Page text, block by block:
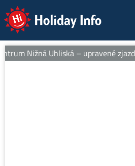
Holiday Info
Nižná Uhliská – upravené